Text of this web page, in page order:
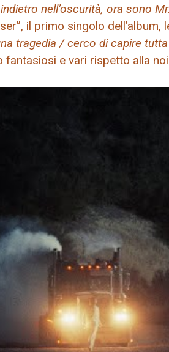
nell’oscurità, ora sono
il primo singolo
tragedia / cerco di capire
e vari rispetto alla